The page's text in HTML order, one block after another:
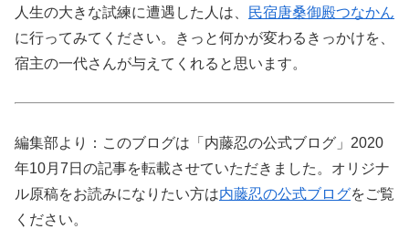
人生の大きな試練に遭遇した人は、
民宿唐桑御殿つなかん
に行ってみてください。きっと何かが変わるきっかけを、
宿主の一代さんが与えてくれると思います。
編集部より：このブログは「内藤忍の公式ブログ」2020
年10月7日の記事を転載させていただきました。オリジナ
ル原稿をお読みになりたい方は内藤忍の公式ブログをご覧
ください。